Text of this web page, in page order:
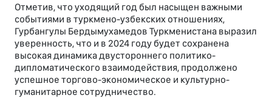
Отметив, что уходящий год был насыщен важными
событиями в туркмено-узбекских отношениях,
Гурбангулы Бердымухамедов Туркменистана выразил
уверенность, что и в 2024 году будет сохранена
высокая динамика двустороннего политико-
дипломатического взаимодействия, продолжено
успешное торгово-экономическое и культурно-
гуманитарное сотрудничество.